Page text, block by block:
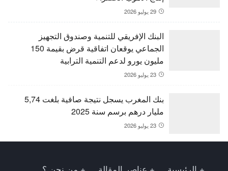
29 يوليو 2026
البنك الإفريقي للتنمية وصندوق التجهيز
الجماعي يوقعان اتفاقية قرض بقيمة 150
مليون يورو لدعم التنمية الترابية
23 يوليو 2026
بنك المغرب يسجل نتيجة صافية بلغت 5,74
مليار درهم برسم سنة 2025
23 يوليو 2026